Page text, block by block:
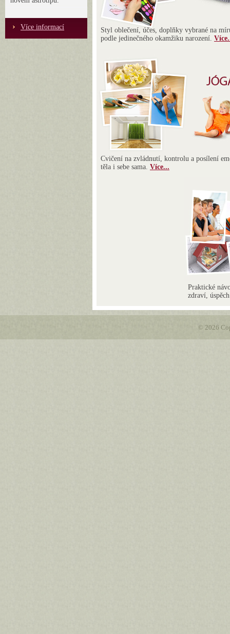
Více informací
Styl oblečení, účes, doplňky vybrané na
podle jedinečného okamžiku narození.
Cvičení na zvládnutí, kontrolu a posílení
těla i sebe sama. Více...
Praktické
zdraví,
© 2026